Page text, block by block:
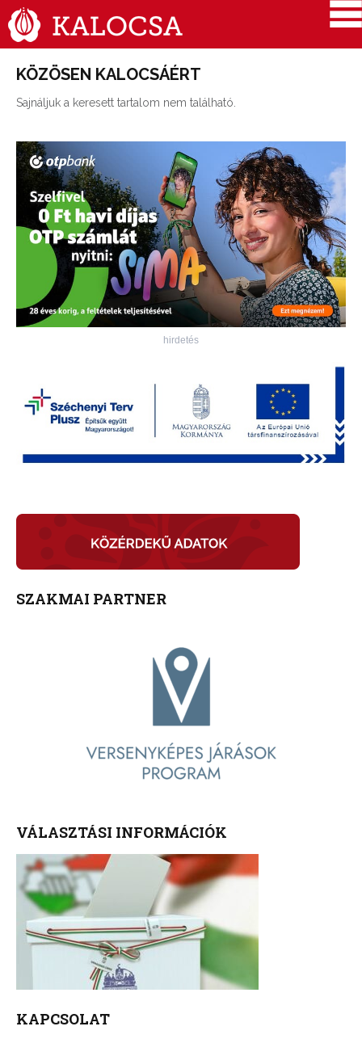
KÖZÖSEN KALOCSÁÉRT
Sajnáljuk a keresett tartalom nem található.
hirdetés
SZAKMAI PARTNER
VÁLASZTÁSI INFORMÁCIÓK
KAPCSOLAT